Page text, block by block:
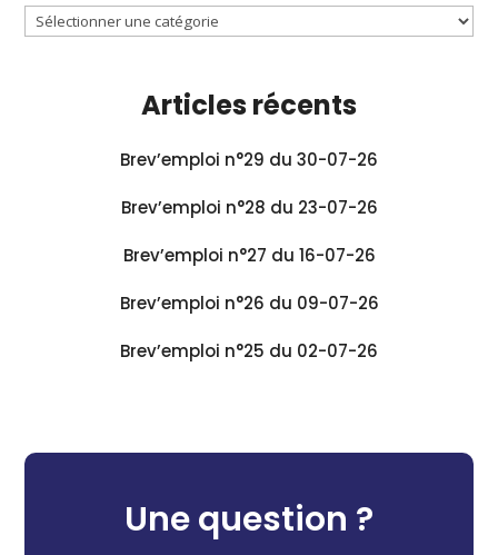
Articles récents
Brev’emploi n°29 du 30-07-26
Brev’emploi n°28 du 23-07-26
Brev’emploi n°27 du 16-07-26
Brev’emploi n°26 du 09-07-26
Brev’emploi n°25 du 02-07-26
Une question ?